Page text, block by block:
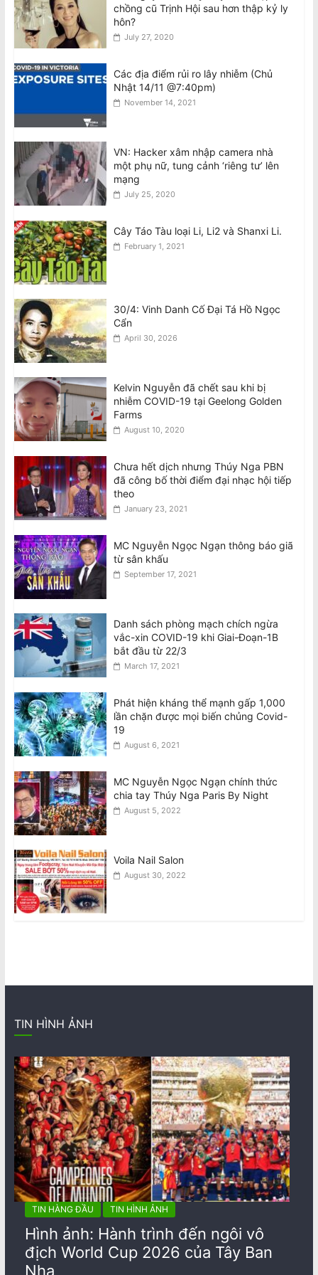
Mặt Của Đại Tướng Công An –Tổng Bí
Thư Kiêm Chủ Tịch Nước CHXHCN
Việt Nam Thăm Viếng Nước Úc.
Announcement: Objection to the Visit
of General of Public Security, General
August 7, 2026
Điều tra Dân số 2026: Thông tin cho di
dân, người tị nạn và du khách quốc tế
chồng cũ Trịnh Hội sau hơn thập kỷ ly
hôn?
July 27, 2020
Các địa điểm rủi ro lây nhiễm (Chủ
Nhật 14/11 @7:40pm)
November 14, 2021
VN: Hacker xâm nhập camera nhà
một phụ nữ, tung cảnh ‘riêng tư’ lên
mạng
July 25, 2020
Cây Táo Tàu loại Li, Li2 và Shanxi Li.
February 1, 2021
30/4: Vinh Danh Cố Đại Tá Hồ Ngọc
Cẩn
April 30, 2026
Kelvin Nguyễn đã chết sau khi bị
nhiễm COVID-19 tại Geelong Golden
Farms
August 10, 2020
Chưa hết dịch nhưng Thúy Nga PBN
đã công bố thời điểm đại nhạc hội tiếp
theo
January 23, 2021
MC Nguyễn Ngọc Ngạn thông báo giã
từ sân khấu
September 17, 2021
Danh sách phòng mạch chích ngừa
vắc-xin COVID-19 khi Giai-Đoạn-1B
bắt đầu từ 22/3
March 17, 2021
Phát hiện kháng thể mạnh gấp 1,000
lần chặn được mọi biến chủng Covid-
19
August 6, 2021
MC Nguyễn Ngọc Ngạn chính thức
chia tay Thúy Nga Paris By Night
August 5, 2022
Voila Nail Salon
August 30, 2022
TIN HÌNH ẢNH
TIN HÀNG ĐẦU TIN HÌNH ẢNH
Hình ảnh: Hành trình đến ngôi vô
địch World Cup 2026 của Tây Ban
Nha